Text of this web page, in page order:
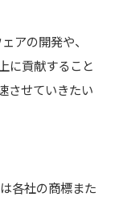
アの開発や、
に貢献すること
させていきたい
各社の商標また